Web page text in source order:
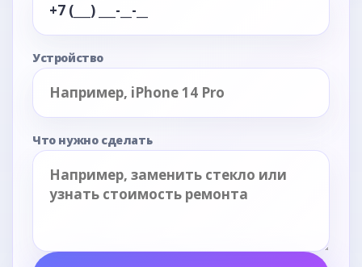
Устройство
Что нужно сделать